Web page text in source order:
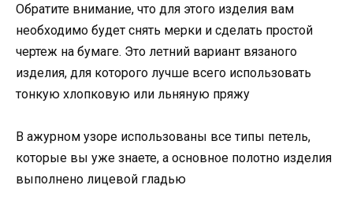
Обратите внимание, что для этого изделия вам
необходимо будет снять мерки и сделать простой
чертеж на бумаге. Это летний вариант вязаного
изделия, для которого лучше всего использовать
тонкую хлопковую или льняную пряжу
В ажурном узоре использованы все типы петель,
которые вы уже знаете, а основное полотно изделия
выполнено лицевой гладью